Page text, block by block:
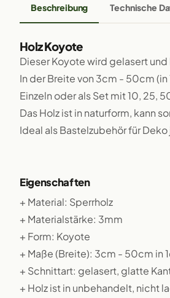
Beschreibung Technische
Holz Koyote
Dieser Koyote wird gelasert
In der Breite von 3cm - 50cm
Einzeln oder als Set mit 10, 25,
Das Holz ist in naturform, kann
Ideal als Bastelzubehör für
Eigenschaften
+ Material: Sperrholz
+ Materialstärke: 3mm
+ Form: Koyote
+ Maße (Breite): 3cm - 50cm in
+ Schnittart: gelasert, glatte
+ Holz ist in unbehandelt, nicht